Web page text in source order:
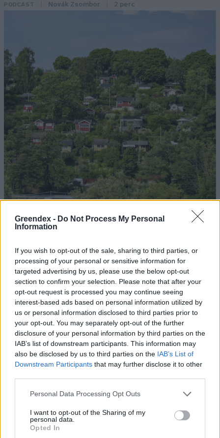
Greendex - Do Not Process My Personal
Information
If you wish to opt-out of the sale, sharing to third parties, or
processing of your personal or sensitive information for
targeted advertising by us, please use the below opt-out
section to confirm your selection. Please note that after your
opt-out request is processed you may continue seeing
interest-based ads based on personal information utilized by
us or personal information disclosed to third parties prior to
your opt-out. You may separately opt-out of the further
disclosure of your personal information by third parties on the
IAB’s list of downstream participants. This information may
also be disclosed by us to third parties on the IAB’s List of
Downstream Participants that may further disclose it to other
Personal Data Processing Opt Outs
I want to opt-out of the Sharing of my
personal data.
Opted In
PODCAST Novák Zsombor 2 perc
Történelmi aszály sújtja Nagy-
Britanniát is
SZEMLE
Elképesztő felvétel mutatja meg,
mekkora a különbség az áradó és a
kiszáradó Duna között